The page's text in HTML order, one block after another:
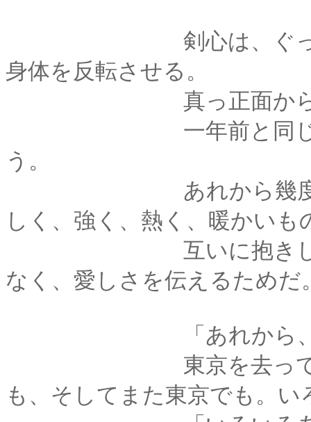
剣心は、ぐっと薫を
身体を反転させる。
真っ正面から、薫
一年前と同じように
う。
あれから幾度となく
しく、強く、熱く、暖かいも
互いに抱きしめあう
なく、愛しさを伝えるためだ
「あれから、いろ
東京を去ってからも
も、そしてまた東京でも。い